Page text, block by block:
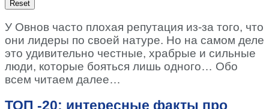
Reset
У Овнов часто плохая репутация из-за того, что
они лидеры по своей натуре. Но на самом деле
это удивительно честные, храбрые и сильные
люди, которые бояться лишь одного… Обо
всем читаем далее…
ТОП -20: интересные факты про